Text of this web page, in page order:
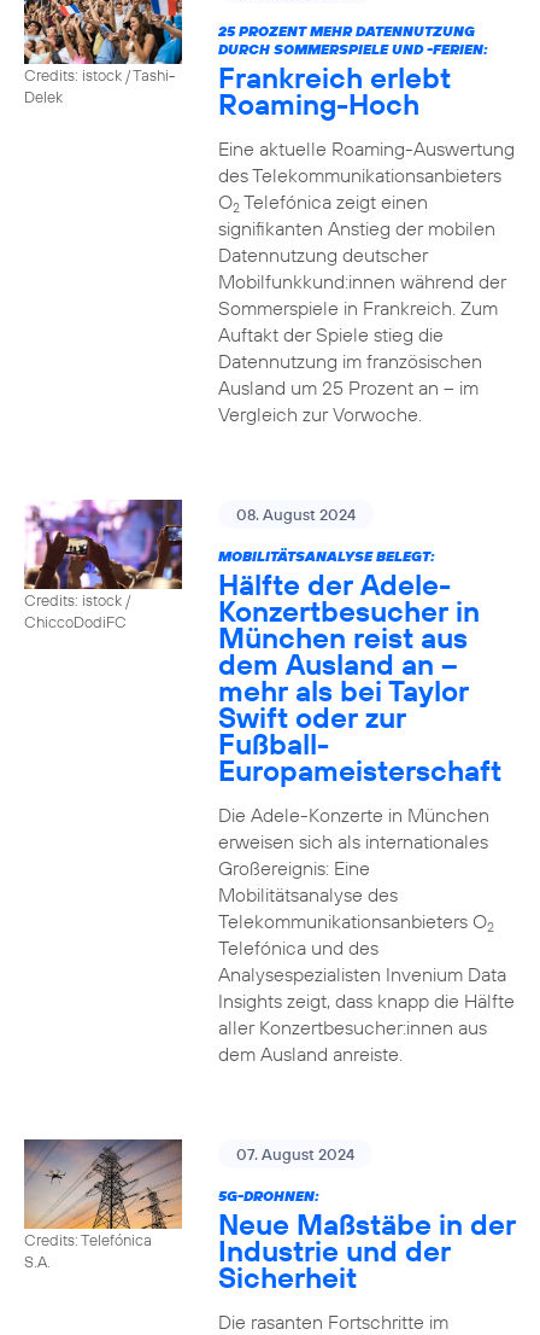
Credits: istock / Tashi-
Delek
25 PROZENT MEHR DATENNUTZUNG
DURCH SOMMERSPIELE UND -FERIEN:
Frankreich erlebt
Roaming-Hoch
Eine aktuelle Roaming-Auswertung
des Telekommunikationsanbieters
O2Telefónica zeigt einen
signifikanten Anstieg der mobilen
Datennutzung deutscher
Mobilfunkkund:innen während der
Sommerspiele in Frankreich. Zum
Auftakt der Spiele stieg die
Datennutzung im französischen
Ausland um 25 Prozent an – im
Vergleich zur Vorwoche.
Credits: istock /
ChiccoDodiFC
08. August 2024
MOBILITÄTSANALYSE BELEGT:
Hälfte der Adele-
Konzertbesucher in
München reist aus
dem Ausland an –
mehr als bei Taylor
Swift oder zur
Fußball-
Europameisterschaft
Die Adele-Konzerte in München
erweisen sich als internationales
Großereignis: Eine
Mobilitätsanalyse des
Telekommunikationsanbieters O2
Telefónica und des
Analysespezialisten Invenium Data
Insights zeigt, dass knapp die Hälfte
aller Konzertbesucher:innen aus
dem Ausland anreiste.
Credits: Telefónica
S.A.
07. August 2024
5G-DROHNEN:
Neue Maßstäbe in der
Industrie und der
Sicherheit
Die rasanten Fortschritte im